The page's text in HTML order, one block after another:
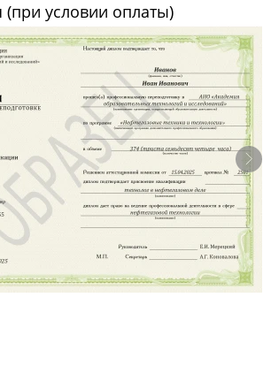
(при условии оплаты)